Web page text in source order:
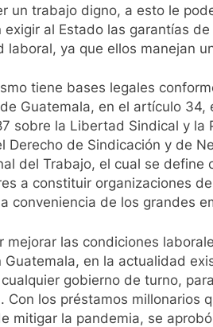
un trabajo digno, a esto le
exigir al Estado las garantías
laboral, ya que ellos manejan
tiene bases legales
Guatemala, en el artículo
sobre la Libertad Sindical y la
Derecho de Sindicación y de
del Trabajo, el cual se
a constituir organizaciones
conveniencia de los grandes
mejorar las condiciones
Guatemala, en la actualidad
gobierno de turno,
Con los préstamos millonarios
mitigar la pandemia, se